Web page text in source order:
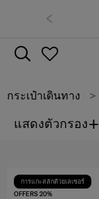
กระเป๋าเดินทาง
แสดงตัวกรอง+
OFFERS 20%
การแกะสลักด้วยเลเซอร์